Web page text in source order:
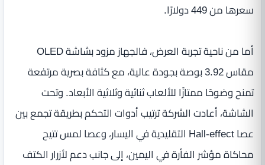
سعرها من 449 دولارًا.
أما من ناحية تجربة العرض، فالجهاز مزود بشاشة OLED
مقاس 3.92 بوصة بجودة عالية، مع كثافة بصرية مرتفعة
تمنح وضوحًا ممتازًا للألعاب ثنائية وثلاثية الأبعاد. وتحت
الشاشة، أعادت الشركة ترتيب أدوات التحكم بطريقة تجمع بين
عصا Hall-effect التقليدية في اليسار، وعصا لمس تتيح
محاكاة مؤشر الفأرة في اليمين، إلى جانب دعم لأزرار الكتف